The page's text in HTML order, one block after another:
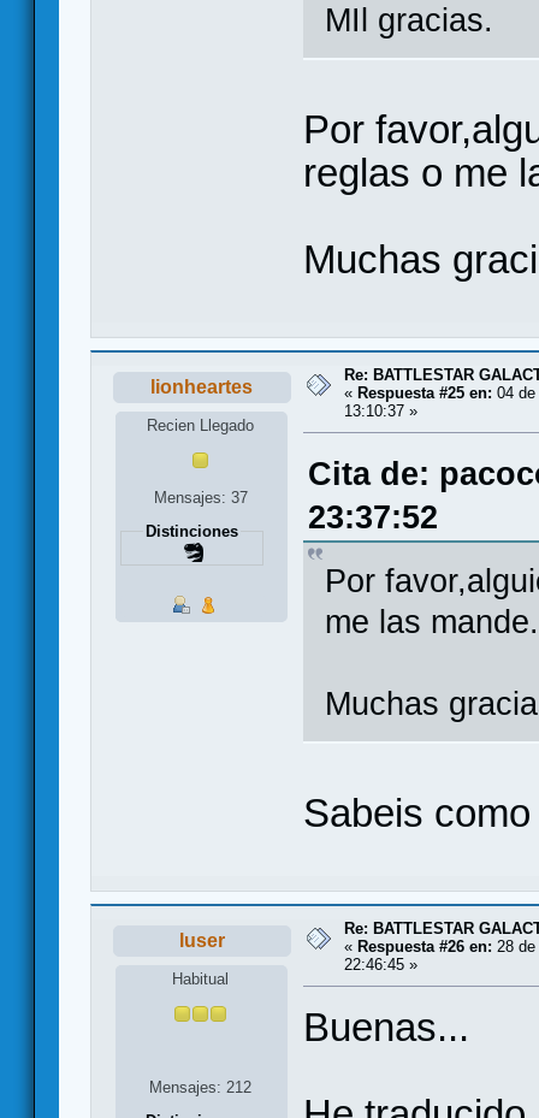
MIl gracias.
Por
reglas o me
Muchas
lionheartes
Recien Llegado
Mensajes: 37
Distinciones
Re: BATTLESTAR
« Respuesta #25 en: 04
13:10:37 »
Cita de:
23:37:52
Por
me las
Muchas
Sabeis
luser
Habitual
Mensajes: 212
Re: BATTLESTAR
« Respuesta #26 en: 28
22:46:45 »
Buenas...